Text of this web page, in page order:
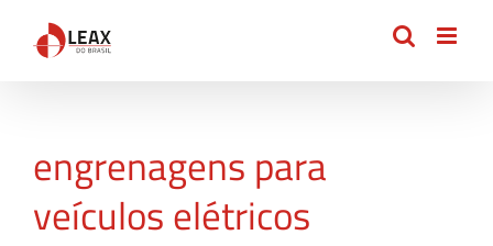
engrenagens para
veículos elétricos